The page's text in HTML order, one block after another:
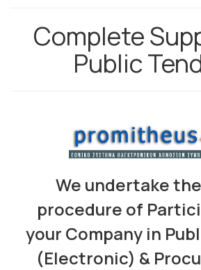
Complete
Public
We undertake
procedure of
your Company in
(Electronic) &